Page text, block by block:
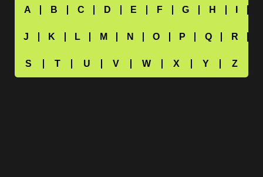
A B C D E F G H
I
J
K L M N O P Q
R
S
T U V W X Y Z